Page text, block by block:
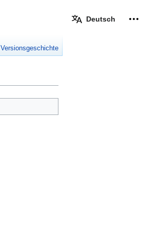
Deutsch
Versionsgeschichte